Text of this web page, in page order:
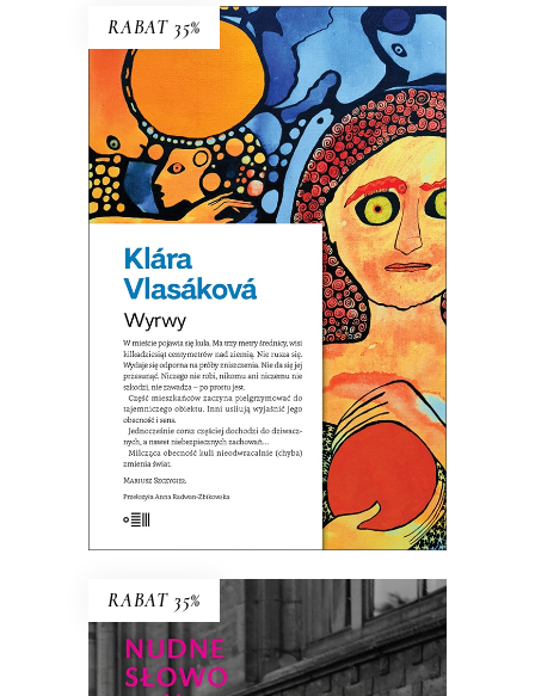
RABAT 35%
E-BOOK DO KOSZYKA
WYRWY
Wystarczy sobie wyobrazić, że kula
49.90zł 32.44zł
KSIĄŻKA DO KOSZYKA
RABAT 35%